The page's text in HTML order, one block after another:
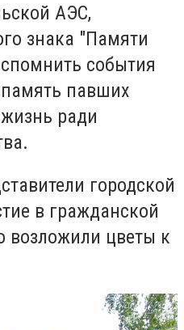
АЭС,
знака "Памяти
события
павших
ради
городской
в гражданской
возложили цветы к